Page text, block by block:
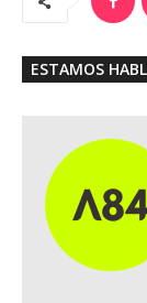
ESTAMOS